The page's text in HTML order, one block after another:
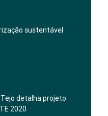
sustentável
detalha projeto
2020